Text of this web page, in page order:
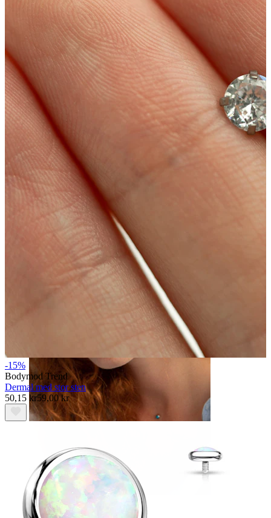
Tunge
Dermal
-15%
Bodymod Trend
Dermal med stor sten
50,15 kr59,00 kr